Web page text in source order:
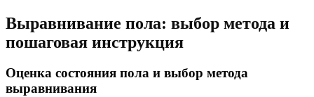
Выравнивание пола: выбор метода и
пошаговая инструкция
Оценка состояния пола и выбор метода
выравнивания